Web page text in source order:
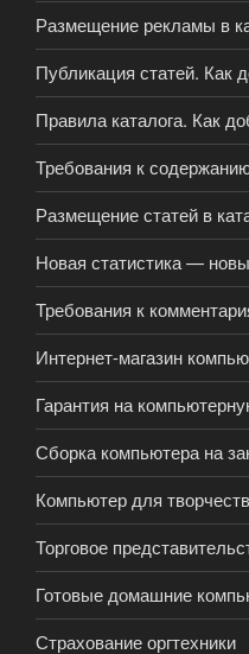
Размещение рекламы в
Публикация статей. Как
Правила каталога. Как
Требования к
Размещение статей в
Новая статистика —
Требования к
Интернет-магазин
Гарантия на
Сборка компьютера на
Компьютер для
Торговое
Готовые домашние
Страхование оргтехники